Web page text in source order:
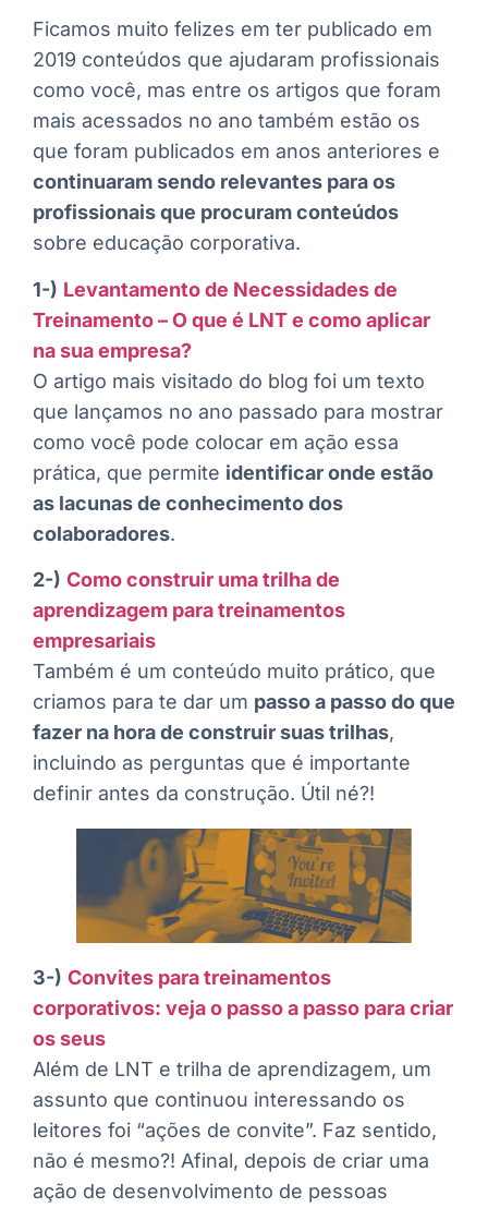
Ficamos muito felizes em ter publicado em
2019 conteúdos que ajudaram profissionais
como você, mas entre os artigos que foram
mais acessados no ano também estão os
que foram publicados em anos anteriores e
continuaram sendo relevantes para os
profissionais que procuram conteúdos
sobre educação corporativa.
1-) Levantamento de Necessidades de
Treinamento – O que é LNT e como aplicar
na sua empresa?
O artigo mais visitado do blog foi um texto
que lançamos no ano passado para mostrar
como você pode colocar em ação essa
prática, que permite identificar onde estão
as lacunas de conhecimento dos
colaboradores.
2-) Como construir uma trilha de
aprendizagem para treinamentos
empresariais
Também é um conteúdo muito prático, que
criamos para te dar um passo a passo do que
fazer na hora de construir suas trilhas,
incluindo as perguntas que é importante
definir antes da construção. Útil né?!
3-) Convites para treinamentos
corporativos: veja o passo a passo para criar
os seus
Além de LNT e trilha de aprendizagem, um
assunto que continuou interessando os
leitores foi “ações de convite”. Faz sentido,
não é mesmo?! Afinal, depois de criar uma
ação de desenvolvimento de pessoas